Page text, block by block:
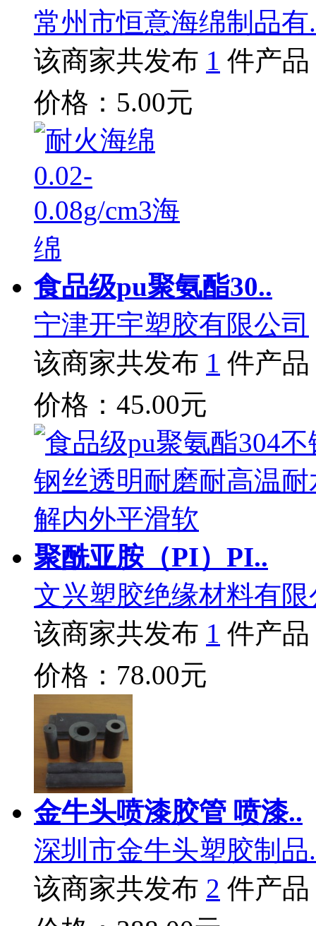
常州市恒意海绵制品有
该商家共发布 1 件产品
价格：5.00元
食品级pu聚氨酯30..
宁津开宇塑胶有限公司
该商家共发布 1 件产品
价格：45.00元
聚酰亚胺（PI）PI..
文兴塑胶绝缘材料有限
该商家共发布 1 件产品
价格：78.00元
金牛头喷漆胶管 喷漆..
深圳市金牛头塑胶制品
该商家共发布 2 件产品